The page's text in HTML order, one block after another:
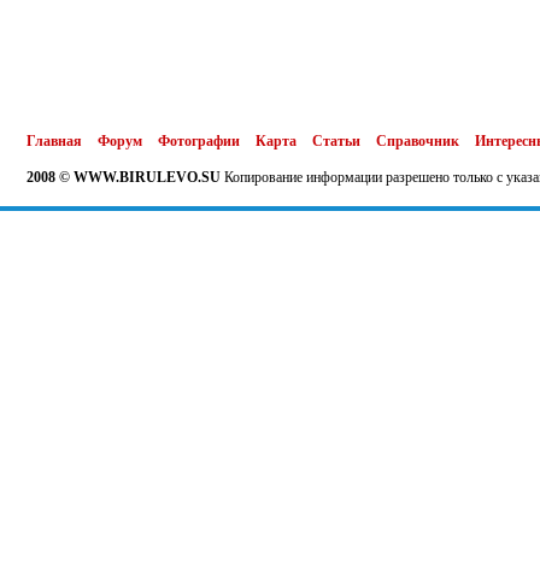
Главная Форум Фотографии Карта Статьи Справочник
2008 © WWW.BIRULEVO.SU Копирование информации разрешено только с